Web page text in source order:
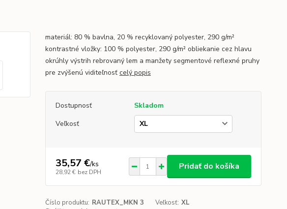
materiál: 80 % bavlna, 20 % recyklovaný polyester, 290 g/m²
kontrastné vložky: 100 % polyester, 290 g/m² obliekanie cez hlavu
okrúhly výstrih rebrovaný lem a manžety segmentové reflexné pruhy
pre zvýšenú viditeľnosť celý popis
Dostupnosť
Skladom
Veľkosť
35,57 €/ks
28,92 € bez DPH
Pridať do košíka
Číslo produktu: RAUTEX_MKN 3 Veľkosť: XL